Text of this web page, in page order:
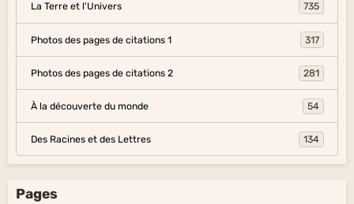
La Terre et l'Univers 735
Photos des pages de citations 1 317
Photos des pages de citations 2 281
À la découverte du monde 54
Des Racines et des Lettres 134
Pages